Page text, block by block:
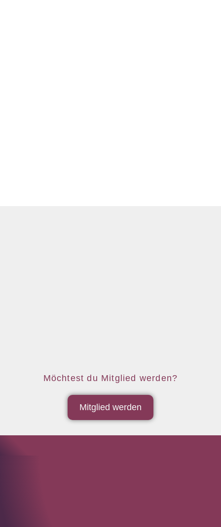
Möchtest du Mitglied werden?
Mitglied werden